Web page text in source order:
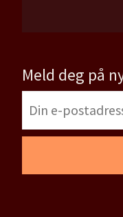
Meld deg på